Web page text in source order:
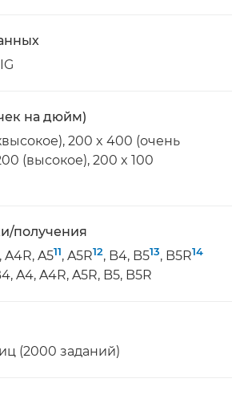
на дюйм)
200 x 400 (очень
(высокое), 200 x 100
получения
A4R, A511, A5R12, B4, B513, B5R14
A4, A4R, A5R, B5, B5R
(2000 заданий)